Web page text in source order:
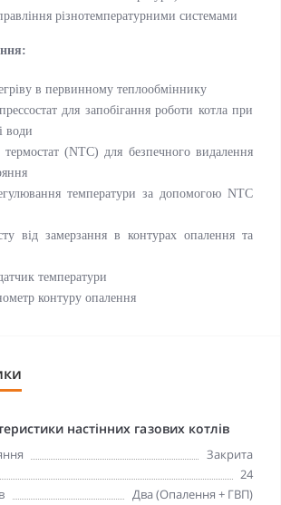
різнотемпературними системами
в первинному теплообміннику
для запобігання роботи котла при
води
(NTC) для безпечного видалення
температури за допомогою NTC
від замерзання в контурах опалення та
температури
контуру опалення
настінних газових котлів
Закрита
24
Два (Опалення + ГВП)